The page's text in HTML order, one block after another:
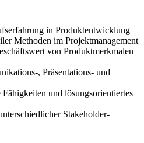
in Produktentwicklung
Methoden im Projektmanagement
von Produktmerkmalen
, Präsentations- und
und lösungsorientiertes
Stakeholder-